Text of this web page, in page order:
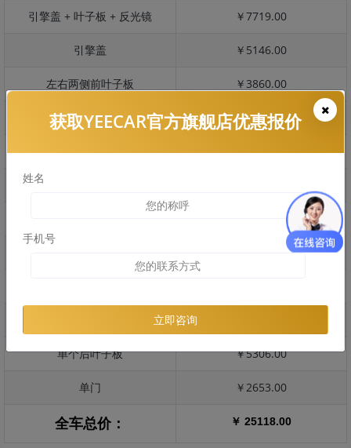
引擎盖 + 叶子板 + 反光镜 ￥7719.00
引擎盖 ￥5146.00
左右两侧前叶子板 ￥3860.00
反光镜 ￥771.00
后保险杠 ￥4629.00
￥2184.00
￥4129.00
单个后叶子板 ￥5306.00
单门 ￥2653.00
全车总价： ￥ 25118.00
获取YEECAR官方旗舰店优惠报价
姓名
手机号
立即咨询